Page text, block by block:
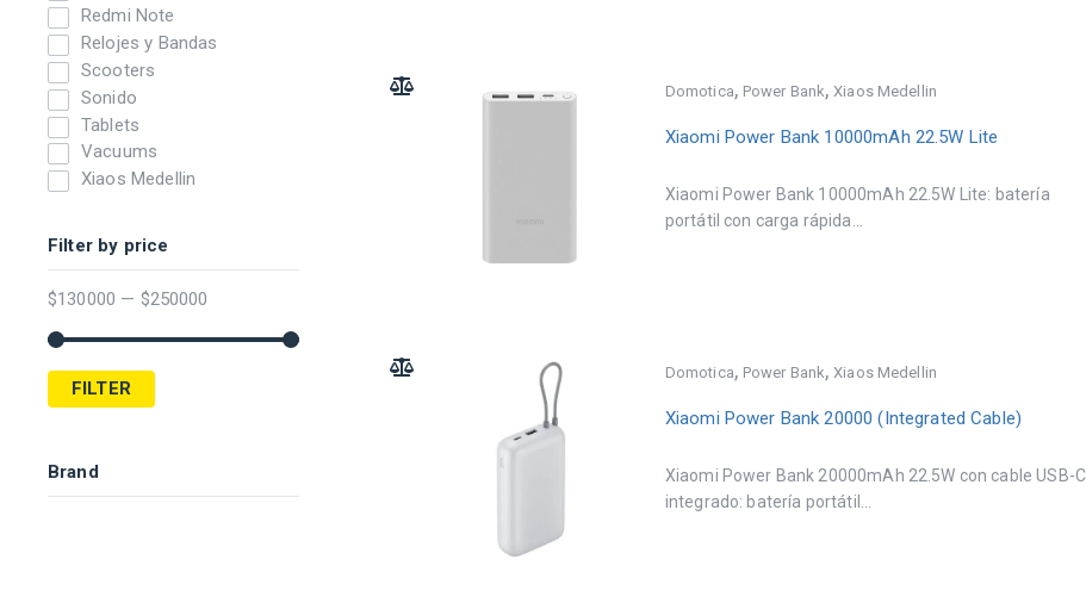
Redmi Note
Relojes y Bandas
Scooters
Sonido
Tablets
Vacuums
Xiaos Medellin
Filter by price
$130000 — $250000
FILTER
Brand
Domotica, Power Bank,Xiaos Medellin
Xiaomi Power Bank 10000mAh 22.5W Lite
Xiaomi Power Bank 10000mAh 22.5W Lite: batería
portátil con carga rápida...
Domotica, Power Bank,Xiaos Medellin
Xiaomi Power Bank 20000 (Integrated Cable)
Xiaomi Power Bank 20000mAh 22.5W con cable USB-C
integrado: batería portátil...